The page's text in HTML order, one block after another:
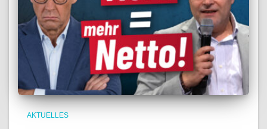
AKTUELLES